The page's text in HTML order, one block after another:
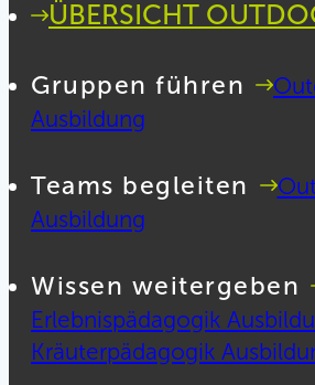
ÜBERSICHT
Gruppen führen
Ausbildung
Teams begleiten
Ausbildung
Wissen weitergeben
Erlebnispädagogik
Kräuterpädagogik